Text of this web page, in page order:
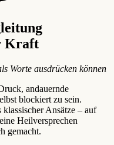
Kraft
Worte ausdrücken können
andauernde
blockiert zu sein.
Ansätze – auf
Heilversprechen
gemacht.